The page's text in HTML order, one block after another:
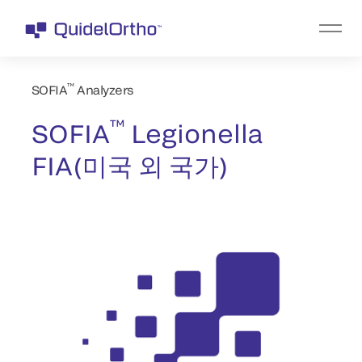
SOFIA™Analyzers
SOFIA™ Legionella
FIA(미국 외 국가)